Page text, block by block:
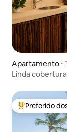
Apartamento ⋅
Linda
Entre os
Preferido